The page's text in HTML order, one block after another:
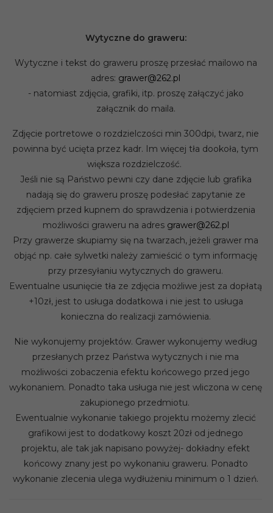
Wytyczne do graweru:
Wytyczne i tekst do graweru proszę przesłać mailowo na
adres: grawer@262.pl
- natomiast zdjęcia, grafiki, itp. proszę załączyć jako
załącznik do maila.
Zdjęcie portretowe o rozdzielczości min 300dpi, twarz, nie
powinna być ucięta przez kadr. Im więcej tła dookoła, tym
większa rozdzielczość.
Jeśli nie są Państwo pewni czy dane zdjęcie lub grafika
nadają się do graweru proszę podesłać zapytanie ze
zdjęciem przed kupnem do sprawdzenia i potwierdzenia
możliwości graweru na adres grawer@262.pl
Przy grawerze skupiamy się na twarzach, jeżeli grawer ma
objąć np. całe sylwetki należy zamieścić o tym informację
przy przesyłaniu wytycznych do graweru.
Ewentualne usunięcie tła ze zdjęcia możliwe jest za dopłatą
+10zł, jest to usługa dodatkowa i nie jest to usługa
konieczna do realizacji zamówienia.
Nie wykonujemy projektów. Grawer wykonujemy według
przesłanych przez Państwa wytycznych i nie ma
możliwości zobaczenia efektu końcowego przed jego
wykonaniem. Ponadto taka usługa nie jest wliczona w cenę
zakupionego przedmiotu.
Ewentualnie wykonanie takiego projektu możemy zlecić
grafikowi jest to dodatkowy koszt 20zł od jednego
projektu, ale tak jak napisano powyżej- dokładny efekt
końcowy znany jest po wykonaniu graweru. Ponadto
wykonanie zlecenia ulega wydłużeniu minimum o 1 dzień.